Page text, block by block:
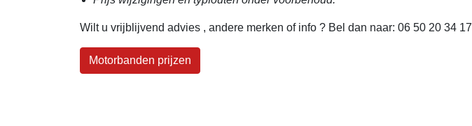
Wilt u vrijblijvend advies , andere merken of info ? Bel dan naar: 06 50 20 34 17
Motorbanden prijzen